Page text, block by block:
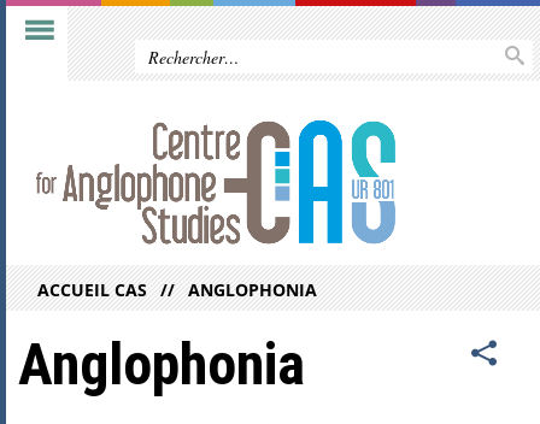
ACCUEIL CAS ANGLOPHONIA
Anglophonia